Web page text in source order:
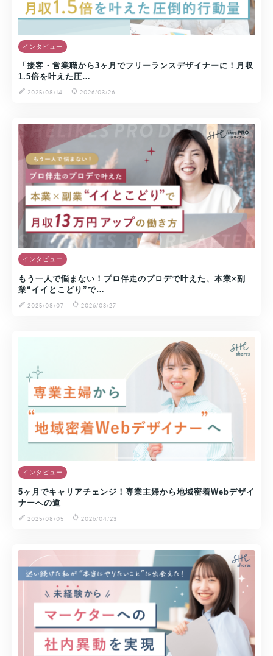
インタビュー
「接客・営業職から3ヶ月でフリーランスデザイナーに！月収
1.5倍を叶えた圧…
2025/08/14
2026/03/26
インタビュー
もう一人で悩まない！プロ伴走のプロデで叶えた、本業×副
業“イイとこどり”で…
2025/08/07
2026/03/27
インタビュー
5ヶ月でキャリアチェンジ！専業主婦から地域密着Webデザイ
ナーへの道
2025/08/05
2026/04/23